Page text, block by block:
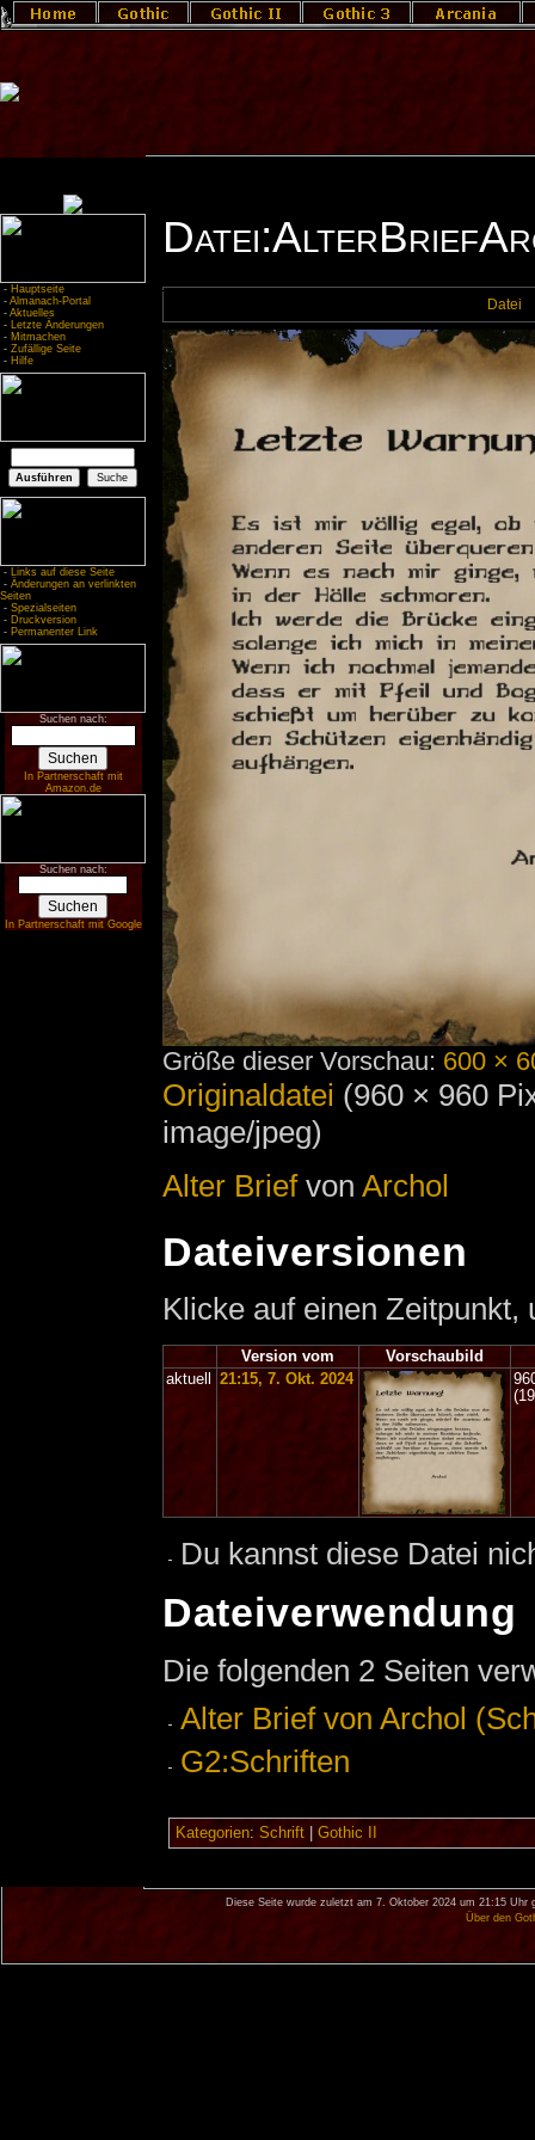
- Hauptseite
- Almanach-Portal
- Aktuelles
- Letzte Änderungen
- Mitmachen
- Zufällige Seite
- Hilfe
- Links auf diese Seite
- Änderungen an verlinkten
Seiten
- Spezialseiten
- Druckversion
- Permanenter Link
Suchen nach:
In Partnerschaft mit
Amazon.de
Suchen nach:
In Partnerschaft mit Google
Datei
Größe dieser Vorschau: 600 ×
Originaldatei (960 × 960
image/jpeg)
Alter Briefvon Archol
Dateiversionen
Klicke auf einen
Version vom
Vorschaubild
aktuell
21:15, 7. Okt. 2024
Du kannst diese Datei
Dateiverwendung
Die folgenden 2 Seiten
Alter Brief von Archol
G2:Schriften
Kategorien: Schrift| Gothic II
Diese Seite wurde zuletzt am 7. Oktober 2024 um 21:15 Uhr
Über den